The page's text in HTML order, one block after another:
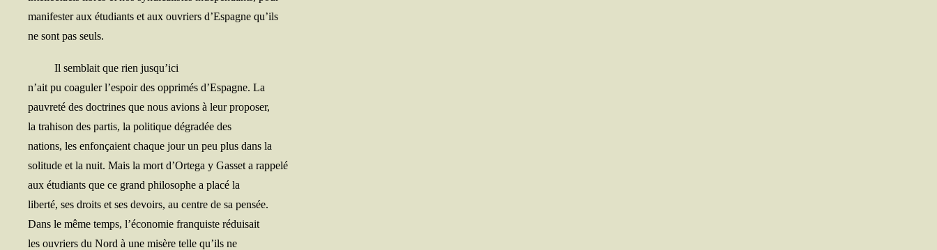
mani­fes­ter aux étu­diants et aux ouvriers d’Espagne qu’ils
ne sont pas seuls.
Il sem­blait que rien jusqu’ici
n’ait pu coa­gu­ler l’espoir des oppri­més d’Espagne. La
pau­vre­té des doc­trines que nous avions à leur proposer,
la tra­hi­son des par­tis, la poli­tique dégra­dée des
nations, les enfon­çaient chaque jour un peu plus dans la
soli­tude et la nuit. Mais la mort d’Ortega y Gas­set a rappelé
aux étu­diants que ce grand phi­lo­sophe a pla­cé la
liber­té, ses droits et ses devoirs, au centre de sa pensée.
Dans le même temps, l’économie fran­quiste réduisait
les ouvriers du Nord à une misère telle qu’ils ne